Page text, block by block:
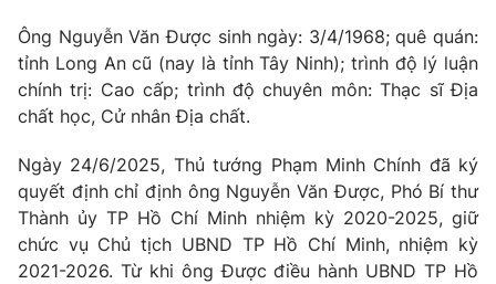
Emagazine Podcast
Photo Infographic
Video Shorts video
VTV Money VTV Thể thao
Ông Nguyễn Văn Được sinh ngày: 3/4/1968; quê quán:
tỉnh Long An cũ (nay là tỉnh Tây Ninh); trình độ lý luận
chính trị: Cao cấp; trình độ chuyên môn: Thạc sĩ Địa
chất học, Cử nhân Địa chất.
Ngày 24/6/2025, Thủ tướng Phạm Minh Chính đã ký
quyết định chỉ định ông Nguyễn Văn Được, Phó Bí thư
Thành ủy TP Hồ Chí Minh nhiệm kỳ 2020-2025, giữ
chức vụ Chủ tịch UBND TP Hồ Chí Minh, nhiệm kỳ
2021-2026. Từ khi ông Được điều hành UBND TP Hồ